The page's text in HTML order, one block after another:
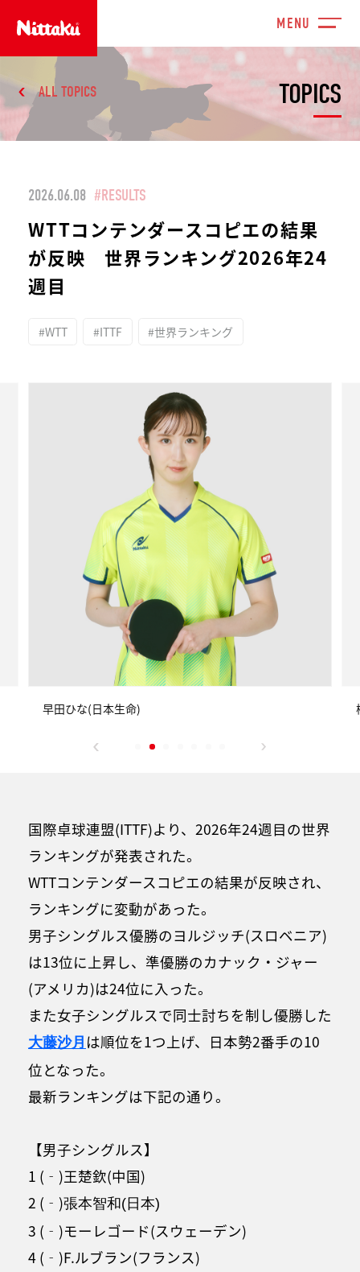
TOPICS
ALL TOPICS
2026.06.08 #RESULTS
WTTコンテンダースコピエの結果
が反映 世界ランキング2026年24
週目
#WTT #ITTF #世界ランキング
早田ひな(日本生命)
国際卓球連盟(ITTF)より、2026年24週目の世界
ランキングが発表された。
WTTコンテンダースコピエの結果が反映され、
ランキングに変動があった。
男子シングルス優勝のヨルジッチ(スロベニア)
は13位に上昇し、準優勝のカナック・ジャー
(アメリカ)は24位に入った。
また女子シングルスで同士討ちを制し優勝した
大藤沙月 は順位を1つ上げ、日本勢2番手の10
位となった。
最新ランキングは下記の通り。
【男子シングルス】
1 (‐)王楚欽(中国)
2 (‐)張本智和(日本)
3 (‐)モーレゴード(スウェーデン)
4 (‐)F.ルブラン(フランス)